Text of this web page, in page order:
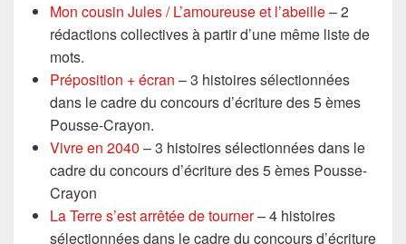
Mon cousin Jules / L’amoureuse et l’abeille– 2
rédactions collectives à partir d’une même liste de
mots.
Préposition + écran – 3 histoires sélectionnées
dans le cadre du concours d’écriture des 5 èmes
Pousse-Crayon.
Vivre en 2040 – 3 histoires sélectionnées dans le
cadre du concours d’écriture des 5 èmes Pousse-
Crayon
La Terre s’est arrêtée de tourner– 4 histoires
sélectionnées dans le cadre du concours d’écriture